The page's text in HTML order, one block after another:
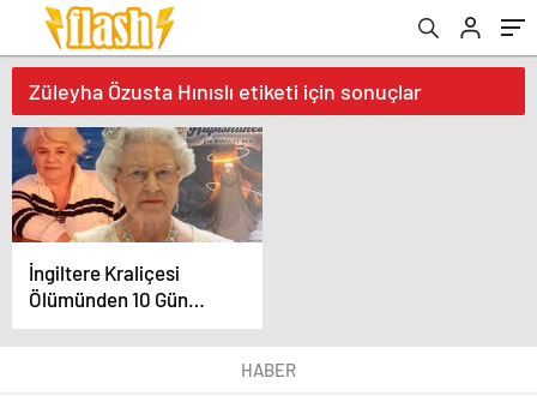
Züleyha Özusta Hınıslı etiketi için sonuçlar
İngiltere Kraliçesi
Ölümünden 10 Gün
Sonra Türkiye’de Kimin
Rüyasına Girdi?
HABER